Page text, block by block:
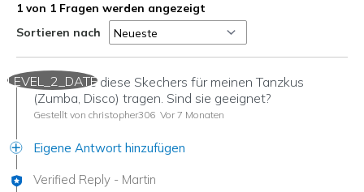
1 von 1 Fragen werden angezeigt
Sortieren nach
LEVEL_2_DATE
Ich möchte diese Skechers für meinen Tanzkus
(Zumba, Disco) tragen. Sind sie geeignet?
Gestellt von christopher306 Vor 7 Monaten
Eigene Antwort hinzufügen
Verified Reply - Martin